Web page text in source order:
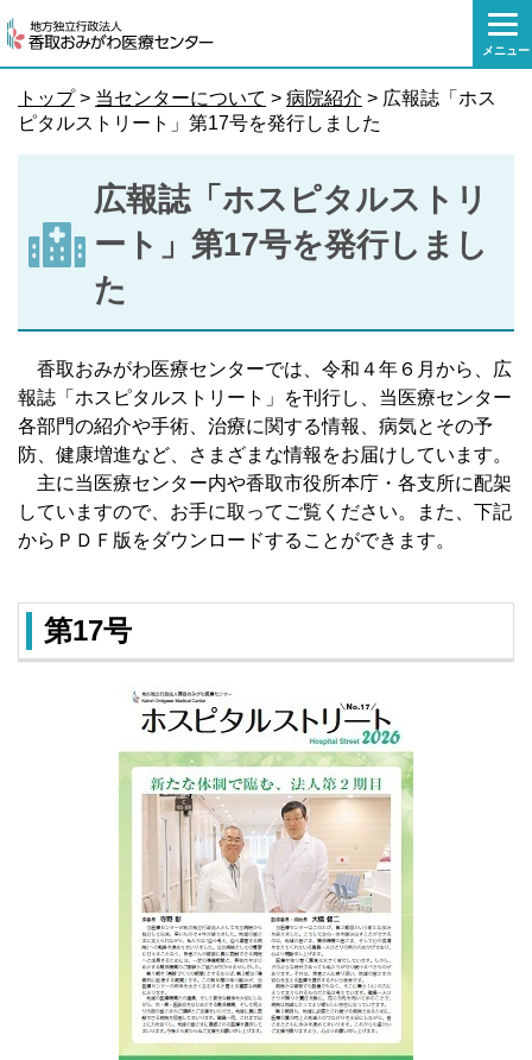
メニュー
文
動
トップ> 当センターについて > 病院紹介 > 広報誌「ホス
ピタルストリート」第17号を発行しました
広報誌「ホスピタルストリ
ート」第17号を発行しまし
た
香取おみがわ医療センターでは、令和４年６月から、広
報誌「ホスピタルストリート」を刊行し、当医療センター
各部門の紹介や手術、治療に関する情報、病気とその予
防、健康増進など、さまざまな情報をお届けしています。
主に当医療センター内や香取市役所本庁・各支所に配架
していますので、お手に取ってご覧ください。また、下記
からＰＤＦ版をダウンロードすることができます。
第17号